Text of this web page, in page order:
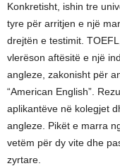
Konkretisht, ishin tre
tyre për arritjen e një
drejtën e testimit.
vlerëson aftësitë e një
angleze, zakonisht për
“American English”.
aplikantëve në kolegjet
angleze. Pikët e marra
vetëm për dy vite dhe
zyrtare.